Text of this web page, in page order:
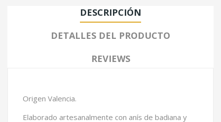
DESCRIPCIÓN
DETALLES DEL PRODUCTO
REVIEWS
Origen Valencia.
Elaborado artesanalmente con anís de badiana y